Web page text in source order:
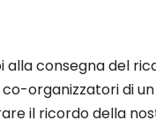
alla consegna del
co-organizzatori di
il ricordo della